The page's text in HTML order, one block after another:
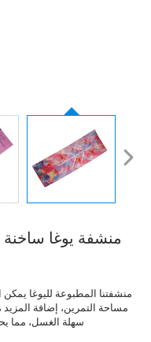
منشفة يوغا ساخنة
منشفتنا المطبوعة لليوغا
مساحة التمرين، إضافة المزيد
سهلة الغسل، مما